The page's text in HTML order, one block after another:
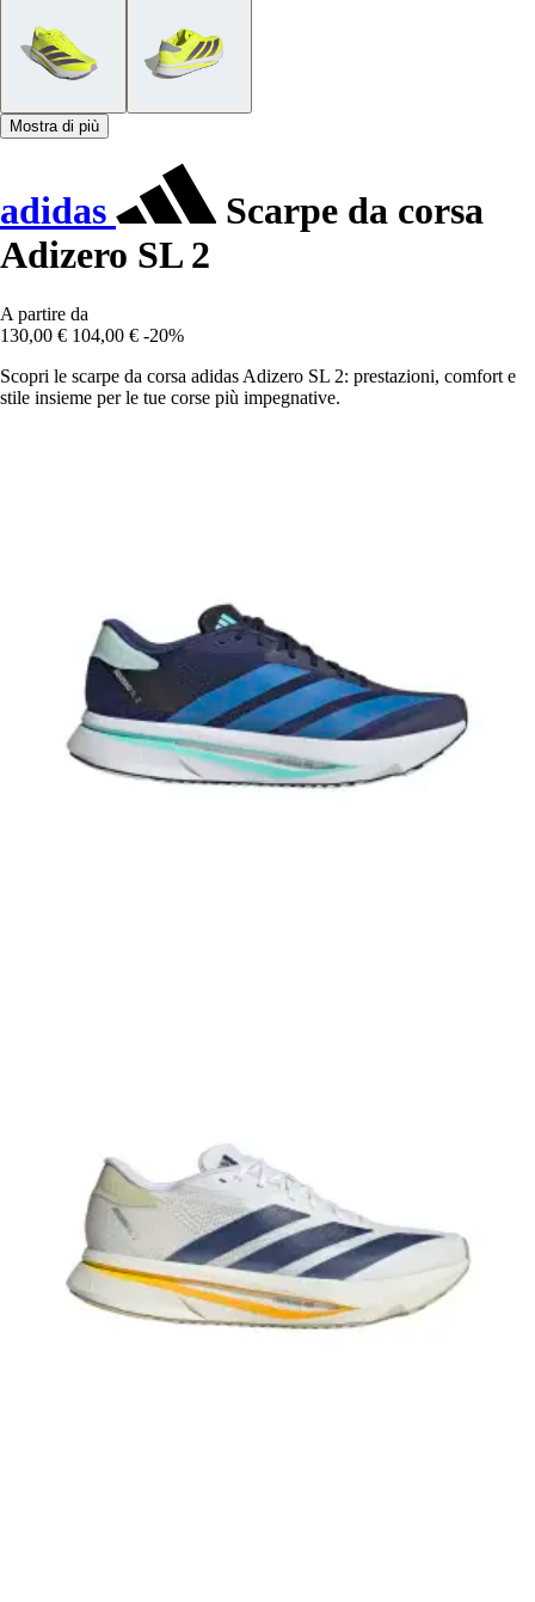
Mostra di più
adidas
Scarpe da corsa
Adizero SL 2
A partire da
130,00 € 104,00 € -20%
Scopri le scarpe da corsa adidas Adizero SL 2: prestazioni, comfort e
stile insieme per le tue corse più impegnative.